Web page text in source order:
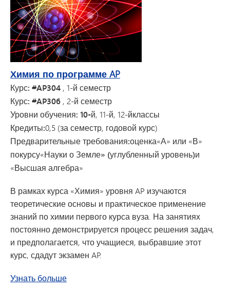
Химия по программе AP
Курс: #AP304 , 1-й семестр
Курс: #AP306 , 2-й семестр
Уровни обучения: 10-й, 11-й, 12-йклассы
Кредиты:0,5 (за семестр, годовой курс)
Предварительные требования:оценка«А» или «В»
покурсу«Науки о Земле» (углубленный уровень)и
«Высшая алгебра»
В рамках курса «Химия» уровня AP изучаются
теоретические основы и практическое применение
знаний по химии первого курса вуза. На занятиях
постоянно демонстрируется процесс решения задач,
и предполагается, что учащиеся, выбравшие этот
курс, сдадут экзамен AP.
Узнать большео курсе химии по программе AP